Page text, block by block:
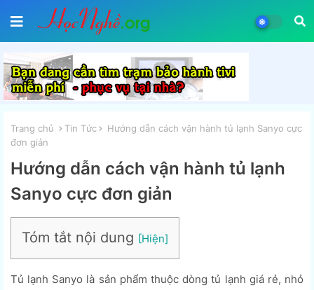
Trang chủ Tin Tức
Hướng dẫn cách vận hành tủ lạnh Sanyo cực
đơn giản
Hướng dẫn cách vận hành tủ lạnh
Sanyo cực đơn giản
Tóm tắt nội dung
Tủ lạnh Sanyo là sản phẩm thuộc dòng tủ lạnh giá rẻ, nhỏ